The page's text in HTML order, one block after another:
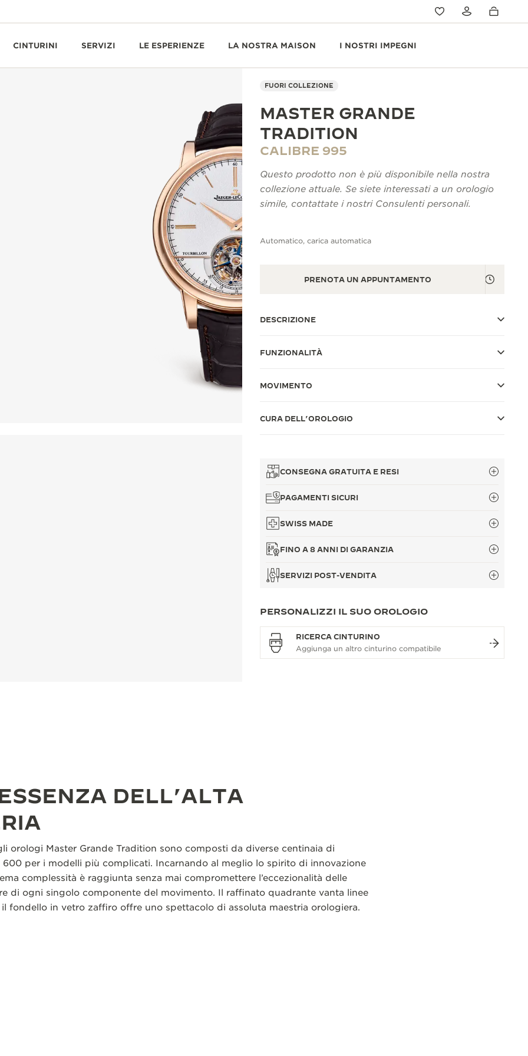
CINTURINI SERVIZI LE ESPERIENZE LA NOSTRA MAISON I NOSTRI IMPEGNI
FUORI COLLEZIONE
MASTER GRANDE
TRADITION
CALIBRE 995
Questo prodotto non è più disponibile nella nostra
collezione attuale. Se siete interessati a un orologio
simile, contattate i nostri Consulenti personali.
Automatico, carica automatica
PRENOTA UN APPUNTAMENTO
DESCRIZIONE
FUNZIONALITÀ
MOVIMENTO
CURA DELL’OROLOGIO
CONSEGNA GRATUITA E RESI
PAGAMENTI SICURI
SWISS MADE
FINO A 8 ANNI DI GARANZIA
SERVIZI POST-VENDITA
PERSONALIZZI IL SUO OROLOGIO
RICERCA CINTURINO
DELL’ALTA
orologi Master Grande Tradition sono composti da diverse centinaia di
per i modelli più complicati. Incarnando al meglio lo spirito di innovazione
complessità è raggiunta senza mai compromettere l’eccezionalità delle
di ogni singolo componente del movimento. Il raffinato quadrante vanta linee
fondello in vetro zaffiro offre uno spettacolo di assoluta maestria orologiera.